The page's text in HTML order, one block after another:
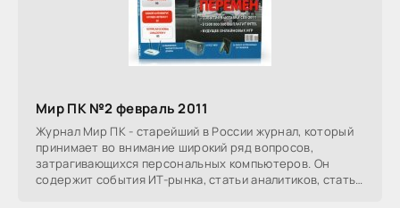
Мир ПК №2 февраль 2011
Журнал Мир ПК - старейший в России журнал, который
принимает во внимание широкий ряд вопросов,
затрагивающихся персональных компьютеров. Он
содержит события ИТ-рынка, статьи аналитиков, статьи